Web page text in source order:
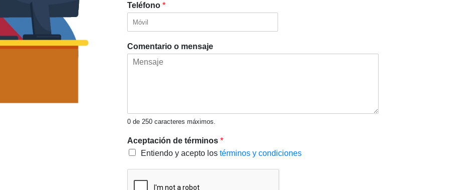
Teléfono *
Comentario o mensaje
0 de 250 caracteres máximos.
Aceptación de términos *
Entiendo y acepto los términos y condiciones